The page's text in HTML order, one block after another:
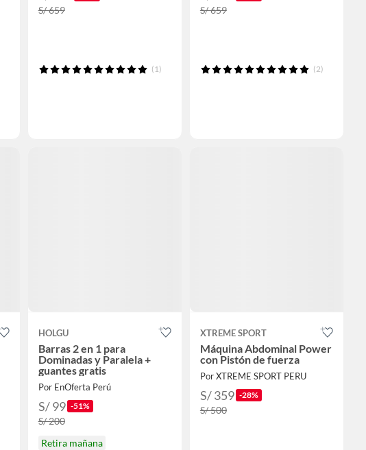
S/ 659
(1)
S/ 659
(2)
HOLGU
Barras 2 en 1 para
Dominadas y Paralela +
guantes gratis
Por EnOferta Perú
S/ 99 -51%
S/ 200
Retira mañana
XTREME SPORT
Máquina Abdominal Power
con Pistón de fuerza
Por XTREME SPORT PERU
S/ 359 -28%
S/ 500